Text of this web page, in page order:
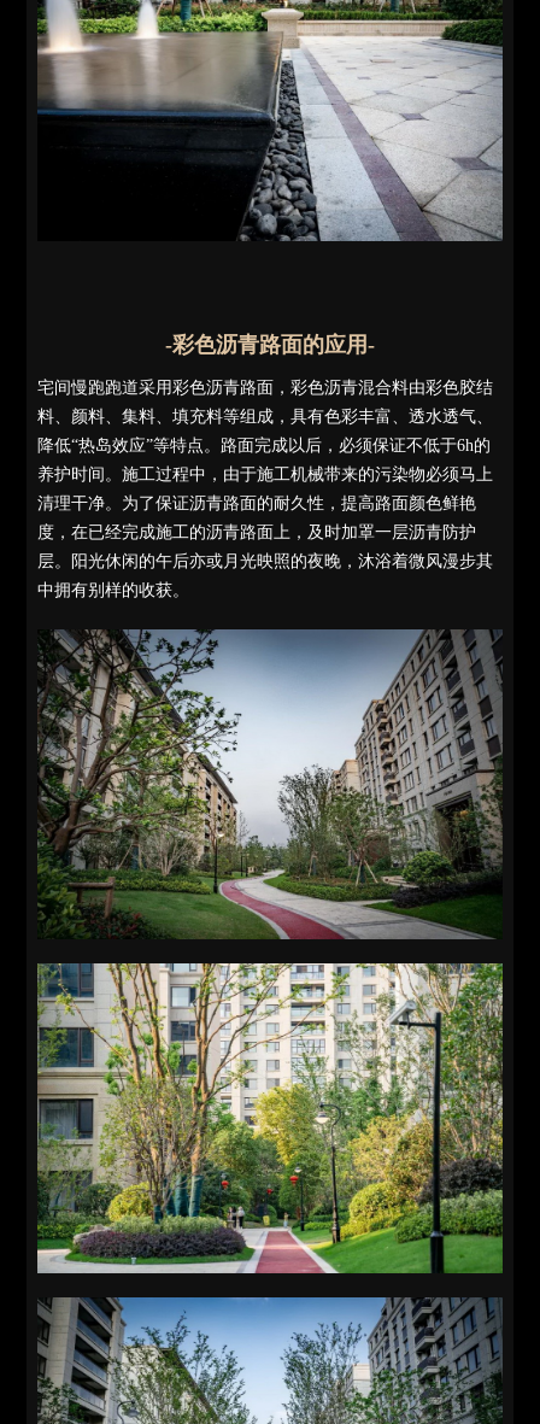
-彩色沥青路面的应用-
宅间慢跑跑道采用彩色沥青路面，彩色沥青混合料由彩色胶结
料、颜料、集料、填充料等组成，具有色彩丰富、透水透气、
降低“热岛效应”等特点。路面完成以后，必须保证不低于6h的
养护时间。施工过程中，由于施工机械带来的污染物必须马上
清理干净。为了保证沥青路面的耐久性，提高路面颜色鲜艳
度，在已经完成施工的沥青路面上，及时加罩一层沥青防护
层。阳光休闲的午后亦或月光映照的夜晚，沐浴着微风漫步其
中拥有别样的收获。